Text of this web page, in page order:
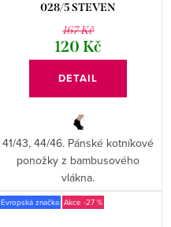
028/5 STEVEN
167 Kč
120 Kč
DETAIL
41/43, 44/46. Pánské kotníkové
ponožky z bambusového
vlákna.
Evropská značka -27 %